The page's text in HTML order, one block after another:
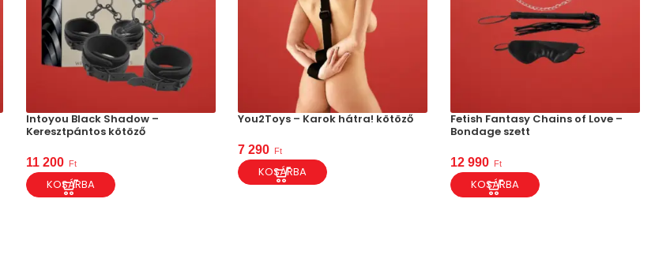
Intoyou Black Shadow –
Keresztpántos kötöző
11 200 Ft
KOSÁRBA
You2Toys – Karok hátra! kötöző
7 290 Ft
KOSÁRBA
Fetish Fantasy Chains of Love –
Bondage szett
12 990 Ft
KOSÁRBA